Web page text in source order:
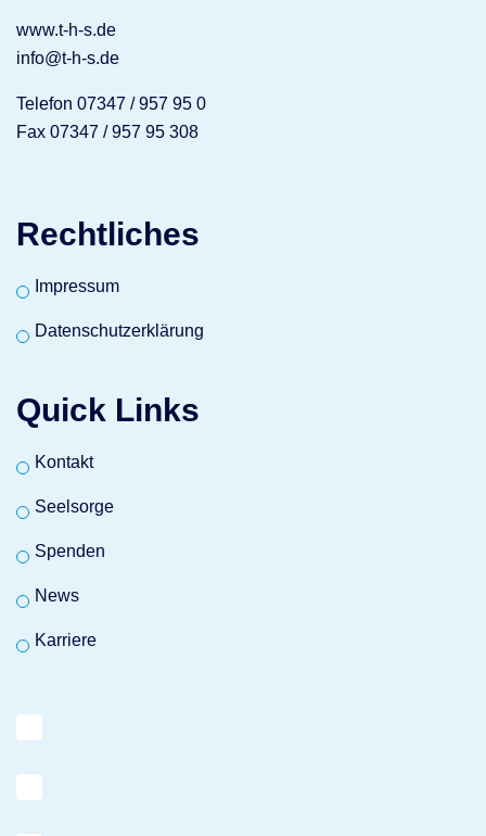
www.t-h-s.de
info@t-h-s.de
Telefon 07347 / 957 95 0
Fax 07347 / 957 95 308
Rechtliches
Impressum
Datenschutzerklärung
Quick Links
Kontakt
Seelsorge
Spenden
News
Karriere